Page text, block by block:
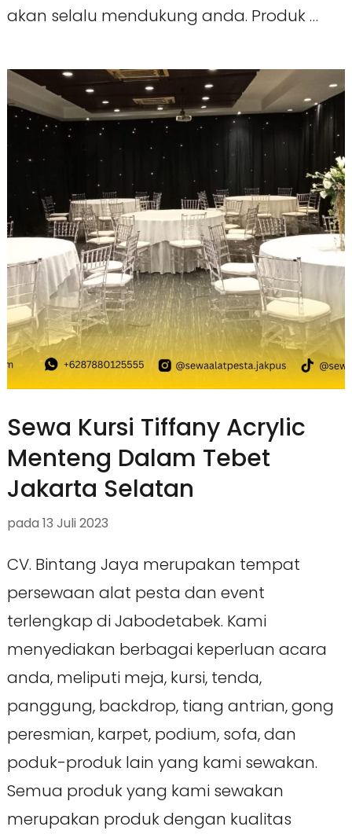
akan selalu mendukung anda. Produk …
Sewa Kursi Tiffany Acrylic
Menteng Dalam Tebet
Jakarta Selatan
pada 13 Juli 2023
CV. Bintang Jaya merupakan tempat
persewaan alat pesta dan event
terlengkap di Jabodetabek. Kami
menyediakan berbagai keperluan acara
anda, meliputi meja, kursi, tenda,
panggung, backdrop, tiang antrian, gong
peresmian, karpet, podium, sofa, dan
poduk-produk lain yang kami sewakan.
Semua produk yang kami sewakan
merupakan produk dengan kualitas